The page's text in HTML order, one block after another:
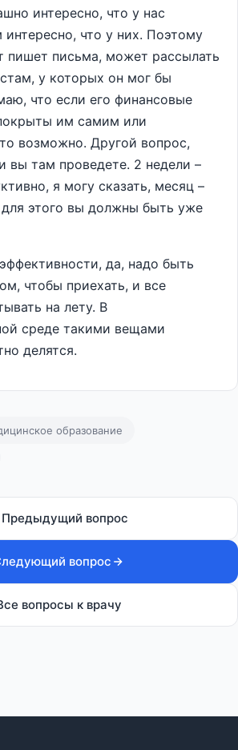
интересно, что у нас
интересно, что у них. Поэтому
пишет письма, может рассылать
у которых он мог бы
что если его финансовые
им самим или
возможно. Другой вопрос,
вы там проведете. 2 недели –
я могу сказать, месяц –
этого вы должны быть уже
да, надо быть
чтобы приехать, и все
на лету. В
среде такими вещами
делятся.
образование
Предыдущий вопрос
вопрос
вопросы к врачу